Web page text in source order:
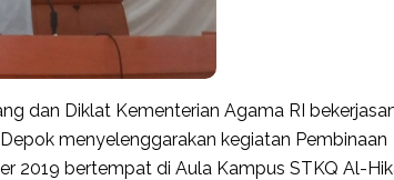
dan Diklat Kementerian Agama RI
menyelenggarakan kegiatan Pembinaan
2019 bertempat di Aula Kampus STKQ Al-